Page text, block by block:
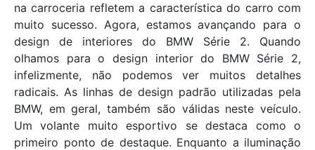
na carroceria refletem a característica do carro com
muito sucesso. Agora, estamos avançando para o
design de interiores do BMW Série 2. Quando
olhamos para o design interior do BMW Série 2,
infelizmente, não podemos ver muitos detalhes
radicais. As linhas de design padrão utilizadas pela
BMW, em geral, também são válidas neste veículo.
Um volante muito esportivo se destaca como o
primeiro ponto de destaque. Enquanto a iluminação